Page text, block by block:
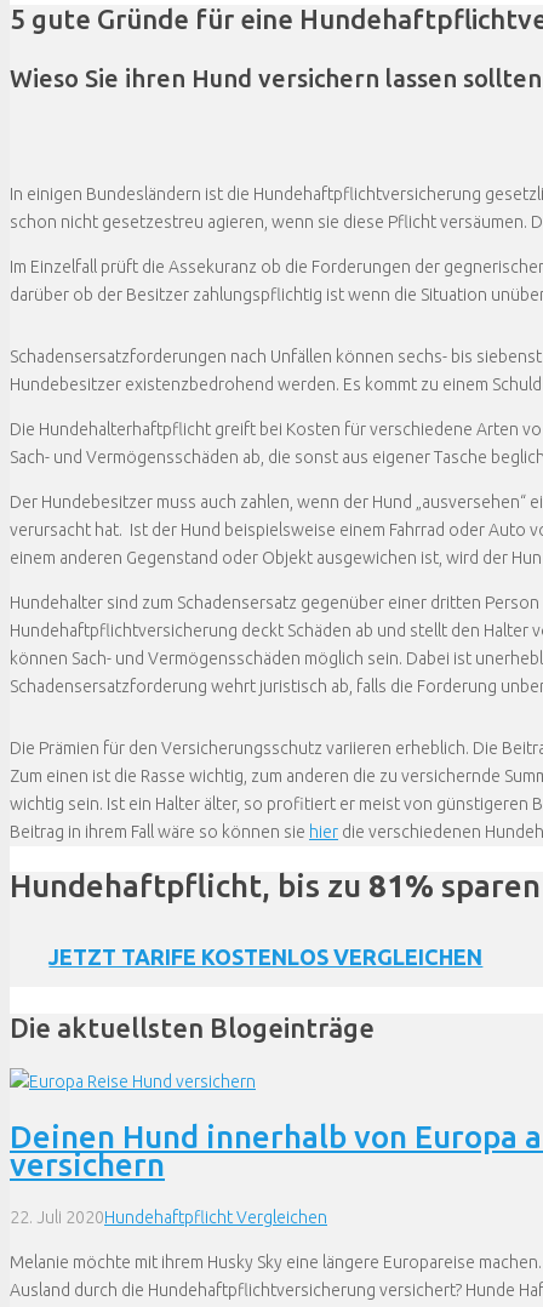
5 gute Gründe für eine
Wieso Sie ihren Hund versichern lassen sollten
In einigen Bundesländern ist die Hundehaftpflichtversicherung
schon nicht gesetzestreu agieren, wenn sie diese Pflicht versäumen.
Im Einzelfall prüft die Assekuranz ob die Forderungen der
darüber ob der Besitzer zahlungspflichtig ist wenn die Situation
Schadensersatzforderungen nach Unfällen können sechs- bis
Hundebesitzer existenzbedrohend werden. Es kommt zu einem
Die Hundehalterhaftpflicht greift bei Kosten für verschiedene Arten
Sach- und Vermögensschäden ab, die sonst aus eigener Tasche
Der Hundebesitzer muss auch zahlen, wenn der Hund „ausversehen“
verursacht hat. Ist der Hund beispielsweise einem Fahrrad oder Auto
einem anderen Gegenstand oder Objekt ausgewichen ist, wird der
Hundehalter sind zum Schadensersatz gegenüber einer dritten
Hundehaftpflichtversicherung deckt Schäden ab und stellt den Halter
können Sach- und Vermögensschäden möglich sein. Dabei ist
Schadensersatzforderung wehrt juristisch ab, falls die Forderung
Die Prämien für den Versicherungsschutz variieren erheblich. Die
Zum einen ist die Rasse wichtig, zum anderen die zu versichernde
wichtig sein. Ist ein Halter älter, so profitiert er meist von günstigeren
Beitrag in ihrem Fall wäre so können sie hier die verschiedenen
Hundehaftpflicht, bis zu 81% sparen
JETZT TARIFE KOSTENLOS VERGLEICHEN
Die aktuellsten Blogeinträge
Deinen Hund innerhalb von Europa
versichern
22. Juli 2020Hundehaftpflicht Vergleichen
Melanie möchte mit ihrem Husky Sky eine längere Europareise
Ausland durch die Hundehaftpflichtversicherung versichert? Hunde